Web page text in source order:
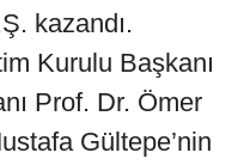
kazandı.
Kurulu Başkanı
Prof. Dr. Ömer
Gültepe’nin